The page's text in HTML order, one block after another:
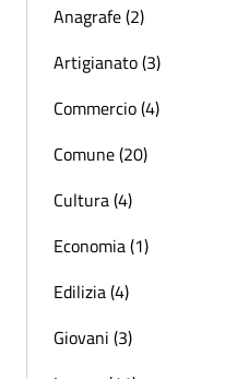
Anagrafe (2)
Artigianato (3)
Commercio (4)
Comune (20)
Cultura (4)
Economia (1)
Edilizia (4)
Giovani (3)